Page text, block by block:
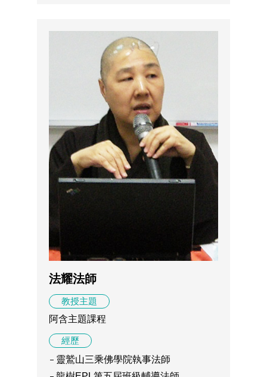
法耀法師
教授主題
阿含主題課程
經歷
靈鷲山三乘佛學院執事法師